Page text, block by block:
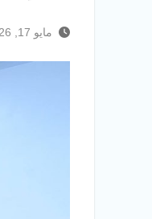
مايو 17, 2026